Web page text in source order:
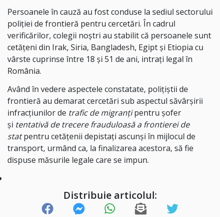
Persoanele în cauză au fost conduse la sediul sectorului
poliţiei de frontieră pentru cercetări. În cadrul
verificărilor, colegii noștri au stabilit că persoanele sunt
cetățeni din Irak, Siria, Bangladesh, Egipt și Etiopia cu
vârste cuprinse între 18 și 51 de ani, intrați legal în
România.
Având în vedere aspectele constatate, poliţiştii de
frontieră au demarat cercetări sub aspectul săvârșirii
infracțiunilor de trafic de migranțipentru șofer
și tentativă de trecere frauduloasă a frontierei de
statpentru cetățenii depistați ascunși în mijlocul de
transport, urmând ca, la finalizarea acestora, să fie
dispuse măsurile legale care se impun.
Distribuie articolul: